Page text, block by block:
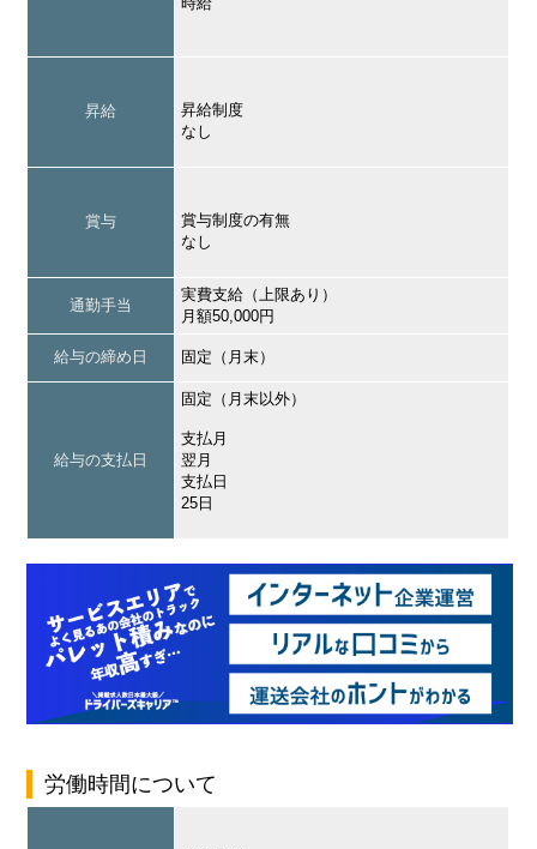
昇給
昇給制度
なし
賞与
賞与制度の有無
なし
通勤手当
実費支給（上限あり）
月額50,000円
給与の締め日 固定（月末）
給与の支払日
固定（月末以外）
支払月
翌月
支払日
25日
労働時間について